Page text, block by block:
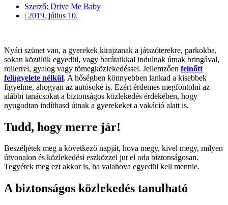
Szerző: Drive Me Baby
| 2019. július 10.
Nyári szünet van, a gyerekek kirajzanak a játszóterekre, parkokba,
sokan közülük egyedül, vagy barátaikkal indulnak útnak bringával,
rollerrel, gyalog vagy tömegközlekedéssel. Jellemzően felnőtt
felügyelete nélkül. A hőségben könnyebben lankad a kisebbek
figyelme, ahogyan az autósoké is. Ezért érdemes megfontolni az
alábbi tanácsokat a biztonságos közlekedés érdekében, hogy
nyugodtan indíthasd útnak a gyerekeket a vakáció alatt is.
Tudd, hogy merre jár!
Beszéljétek meg a következő napját, hova megy, kivel megy, milyen
útvonalon és közlekedési eszközzel jut el oda biztonságosan.
Tegyétek meg ezt akkor is, ha valahova egyedül kell mennie.
A biztonságos közlekedés tanulható